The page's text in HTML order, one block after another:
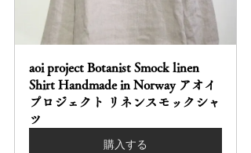
aoi project Botanist Smock linen
Shirt Handmade in Norway アオイ
プロジェクト リネンスモックシャ
ツ
購入する